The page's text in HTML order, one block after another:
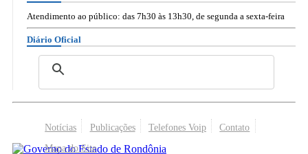
Atendimento ao público: das 7h30 às 13h30, de segunda a sexta-feira
Diário Oficial
Notícias Publicações Telefones Voip
Contato
Mapa do Site